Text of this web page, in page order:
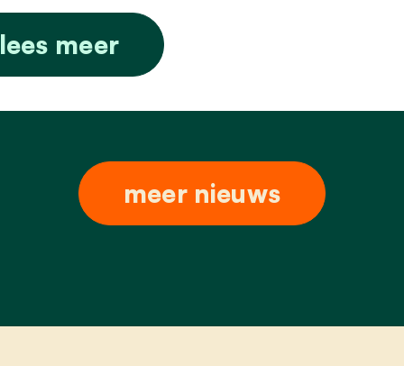
lees meer
meer nieuws